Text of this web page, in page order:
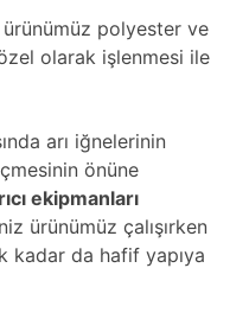
polyester ve
olarak işlenmesi ile
arı iğnelerinin
önüne
ekipmanları
ürünümüz çalışırken
kadar da hafif yapıya